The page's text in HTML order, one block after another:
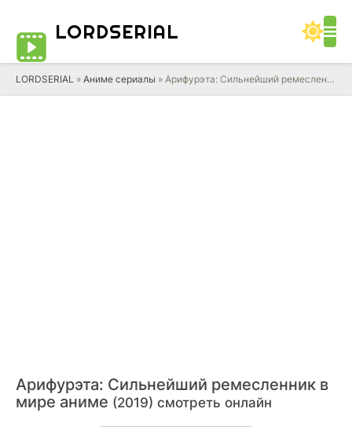
LORDSERIAL
LORDSERIAL » Аниме сериалы » Арифурэта: Сильнейший ремесленник в мире
Арифурэта: Сильнейший ремесленник в
мире аниме (2019) смотреть онлайн